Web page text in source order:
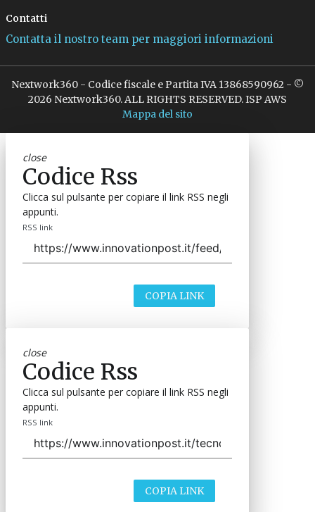
Contatti
Contatta il nostro team per maggiori informazioni
Nextwork360 - Codice fiscale e Partita IVA 13868590962 - ©
2026 Nextwork360. ALL RIGHTS RESERVED. ISP AWS
Mappa del sito
close
Codice Rss
Clicca sul pulsante per copiare il link RSS negli
appunti.
RSS link
COPIA LINK
close
Codice Rss
Clicca sul pulsante per copiare il link RSS negli
appunti.
RSS link
COPIA LINK